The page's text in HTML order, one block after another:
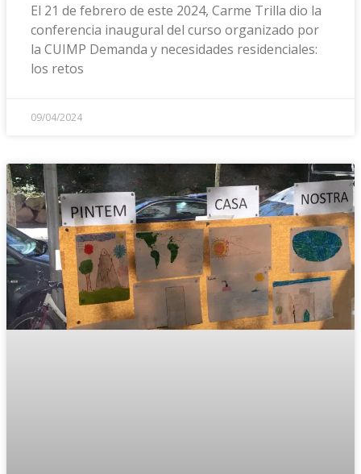
El 21 de febrero de este 2024, Carme Trilla dio la
conferencia inaugural del curso organizado por
la CUIMP Demanda y necesidades residenciales:
los retos
09/04/2024